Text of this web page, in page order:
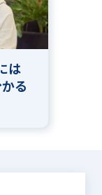
は
る